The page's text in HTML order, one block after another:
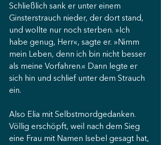
Schließlich sank er unter einem
Ginsterstrauch nieder, der dort stand,
und wollte nur noch sterben. »Ich
habe genug, Herr«, sagte er. »Nimm
mein Leben, denn ich bin nicht besser
als meine Vorfahren.« Dann legte er
sich hin und schlief unter dem Strauch
ein.
Also Elia mit Selbstmordgedanken.
Völlig erschöpft, weil nach dem Sieg
eine Frau mit Namen Isebel gesagt hat,